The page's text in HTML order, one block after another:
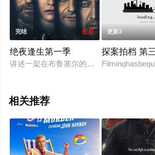
完结 6.0
绝夜逢生第一季
讲述一架在布鲁塞尔的航班起飞后，此时
更新3
探案拍档 第
相关推荐